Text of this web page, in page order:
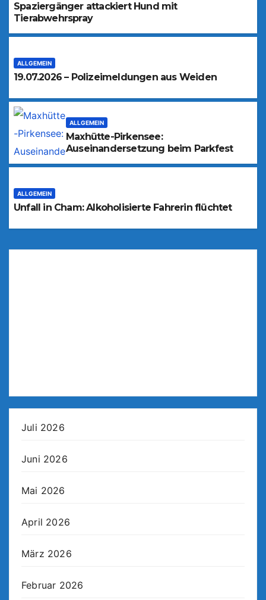
Spaziergänger attackiert Hund mit
Tierabwehrspray
ALLGEMEIN
19.07.2026 – Polizeimeldungen aus Weiden
ALLGEMEIN
Maxhütte-Pirkensee:
Auseinandersetzung beim Parkfest
ALLGEMEIN
Unfall in Cham: Alkoholisierte Fahrerin flüchtet
Juli 2026
Juni 2026
Mai 2026
April 2026
März 2026
Februar 2026